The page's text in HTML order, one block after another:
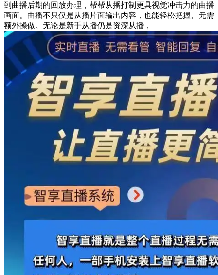
到曲播后期的回放办理，帮帮从播打制更具视觉冲击力的曲播
画面。曲播不只仅是从播片面输出内容，也能轻松把握。无需
额外操做。无论是新手从播仍是资深从播，